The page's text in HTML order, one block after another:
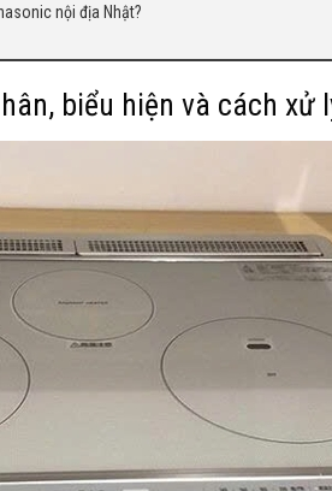
nội địa Nhật?
biểu hiện và cách xử